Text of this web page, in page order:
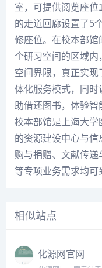
室，可提供阅览座
的走道回廊设置了5
修座位。在校本部
个研习空间的区域内
空间界限，真正实
体化服务模式，同时
助借还图书，体验智
校本部馆是上海大学
的资源建设中心与
购与捐赠、文献传递
等专项业务需求均可
相似站点
化源网官网